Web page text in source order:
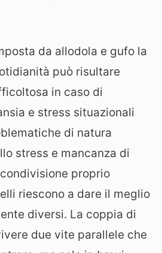
da allodola e gufo la
può risultare
in caso di
e stress situazionali
di natura
stress e mancanza di
proprio
riescono a dare il meglio
diversi. La coppia di
due vite parallele che